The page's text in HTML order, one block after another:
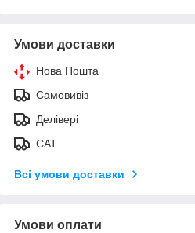
Умови доставки
Нова Пошта
Самовивіз
Делівері
САТ
Всі умови доставки
Умови оплати